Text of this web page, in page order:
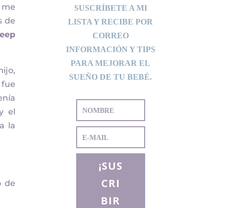
de
el
la
de
SUSCRÍBETE A MI
LISTA Y RECIBE POR
CORREO
INFORMACIÓN Y TIPS
PARA MEJORAR EL
SUEÑO DE TU BEBÉ.
¡SUS
CRI
BIR